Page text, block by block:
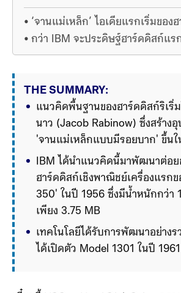
‘จานแม่เหล็ก’ ไอเดียแรกเริ่มของ
กว่า IBM จะประดิษฐ์ฮาร์ดดิสก์แร
THE SUMMARY:
แนวคิดพื้นฐานของฮาร์ดดิสก์ริเริ่
นาว (Jacob Rabinow) ซึ่งสร้า
'จานแม่เหล็กแบบมีรอยบาก' ขึ้นใ
IBM ได้นำแนวคิดนี้มาพัฒนาต่อย
ฮาร์ดดิสก์เชิงพาณิชย์เครื่องแรกข
350' ในปี 1956 ซึ่งมีน้ำหนักกว่า
เพียง 3.75 MB
เทคโนโลยีได้รับการพัฒนาอย่างร
ได้เปิดตัว Model 1301 ในปี 1961